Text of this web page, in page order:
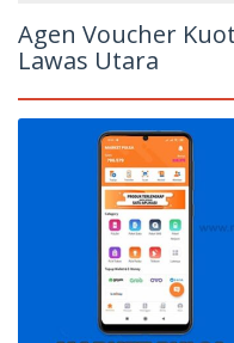
Agen Voucher
Lawas Utara